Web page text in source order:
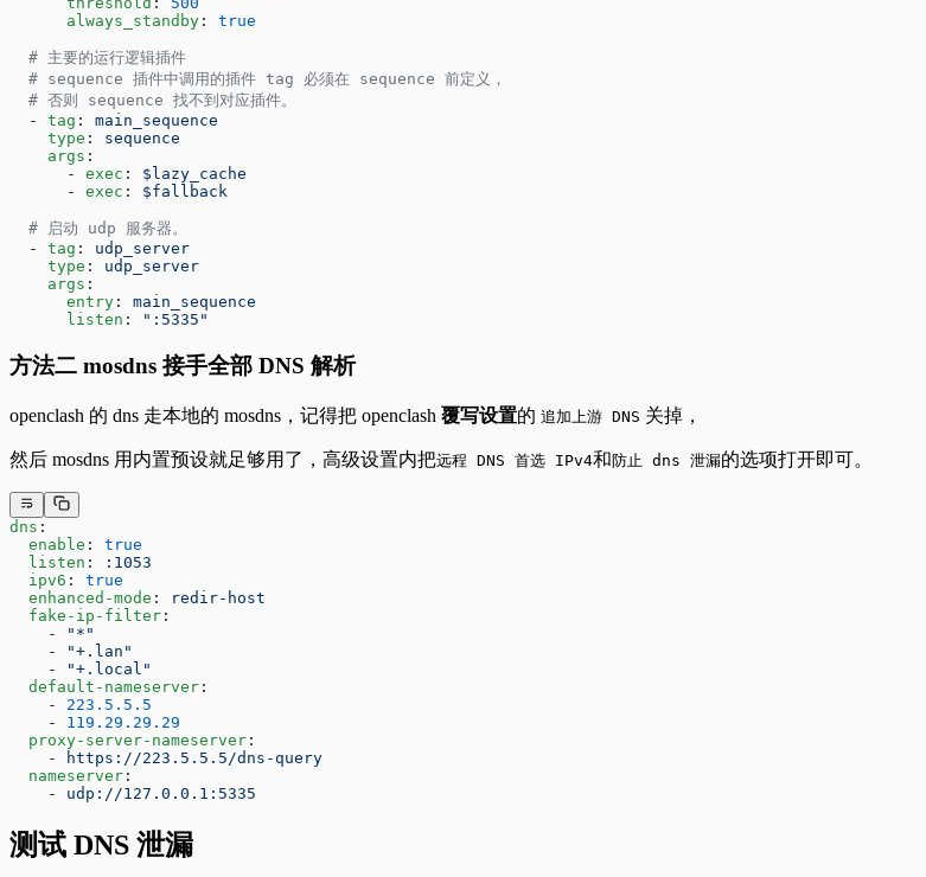
      always_standby
: true
  # 主要的运行逻辑插件
  # sequence 插件中调用的插件 tag 必须在 sequence 前定义，
  # 否则 sequence 找不到对应插件。
  -
tag : main_sequence
    type
: sequence
    args
:
      -
exec : $lazy_cache
      -
exec : $fallback
  # 启动 udp 服务器。
  -
tag : udp_server
    type
: udp_server
    args
:
      entry
: main_sequence
      listen
: ":5335"
方法二 mosdns 接手全部 DNS 解析
openclash 的 dns 走本地的 mosdns，记得把 openclash 覆写设置的 追加上游 DNS 关掉，
然后 mosdns 用内置预设就足够用了，高级设置内把远程 DNS 首选 IPv4和防止 dns 泄漏的选项打开即可。
dns :
  enable
: true
  listen
:
:1053
  ipv6
: true
  enhanced-mode
:
redir-host
  fake-ip-filter
:
    -
"*"
    -
"+.lan"
    -
"+.local"
  default-nameserver
:
    -
223.5.5.5
    -
119.29.29.29
  proxy-server-nameserver
:
    -
https://223.5.5.5/dns-query
  nameserver
:
    -
udp://127.0.0.1:5335
测试 DNS 泄漏